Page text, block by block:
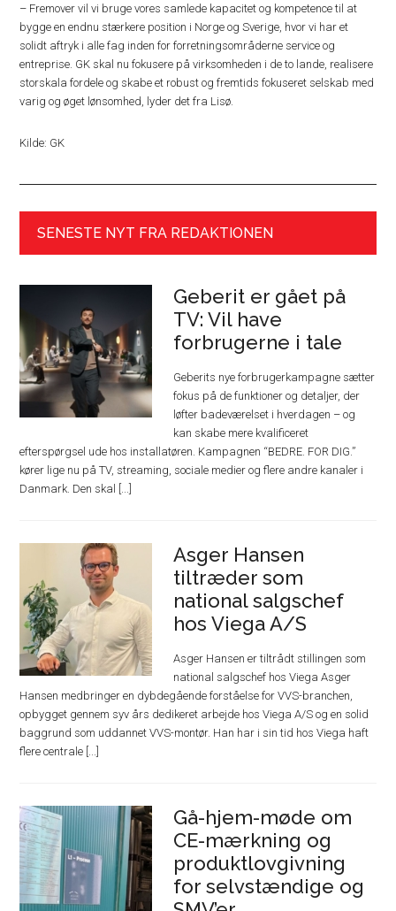
– Fremover vil vi bruge vores samlede kapacitet og kompetence til at
bygge en endnu stærkere position i Norge og Sverige, hvor vi har et
solidt aftryk i alle fag inden for forretningsområderne service og
entreprise. GK skal nu fokusere på virksomheden i de to lande, realisere
storskala fordele og skabe et robust og fremtids fokuseret selskab med
varig og øget lønsomhed, lyder det fra Lisø.
Kilde: GK
SENESTE NYT FRA REDAKTIONEN
Geberit er gået på
TV: Vil have
forbrugerne i tale
Geberits nye forbrugerkampagne sætter
fokus på de funktioner og detaljer, der
løfter badeværelset i hverdagen – og
kan skabe mere kvalificeret
efterspørgsel ude hos installatøren. Kampagnen “BEDRE. FOR DIG.”
kører lige nu på TV, streaming, sociale medier og flere andre kanaler i
Danmark. Den skal [...]
Asger Hansen
tiltræder som
national salgschef
hos Viega A/S
Asger Hansen er tiltrådt stillingen som
national salgschef hos Viega Asger
Hansen medbringer en dybdegående forståelse for VVS-branchen,
opbygget gennem syv års dedikeret arbejde hos Viega A/S og en solid
baggrund som uddannet VVS-montør. Han har i sin tid hos Viega haft
flere centrale [...]
Gå-hjem-møde om
CE-mærkning og
produktlovgivning
for selvstændige og